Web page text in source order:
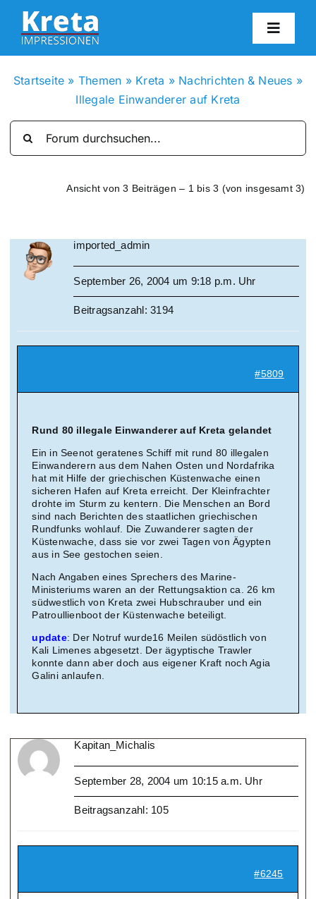
Zum
Inhalt
springen
Suche
Startseite » Themen » Kreta » Nachrichten & Neues »
Illegale Einwanderer auf Kreta
Ansicht von 3 Beiträgen – 1 bis 3 (von insgesamt 3)
imported_admin
September 26, 2004 um 9:18 p.m. Uhr
Beitragsanzahl: 3194
#5809
Rund 80 illegale Einwanderer auf Kreta gelandet
Ein in Seenot geratenes Schiff mit rund 80 illegalen
Einwanderern aus dem Nahen Osten und Nordafrika
hat mit Hilfe der griechischen Küstenwache einen
sicheren Hafen auf Kreta erreicht. Der Kleinfrachter
drohte im Sturm zu kentern. Die Menschen an Bord
sind nach Berichten des staatlichen griechischen
Rundfunks wohlauf. Die Zuwanderer sagten der
Küstenwache, dass sie vor zwei Tagen von Ägypten
aus in See gestochen seien.
Nach Angaben eines Sprechers des Marine-
Ministeriums waren an der Rettungsaktion ca. 26 km
südwestlich von Kreta zwei Hubschrauber und ein
Patroullienboot der Küstenwache beteiligt.
update: Der Notruf wurde16 Meilen südöstlich von
Kali Limenes abgesetzt. Der ägyptische Trawler
konnte dann aber doch aus eigener Kraft noch Agia
Galini anlaufen.
Kapitan_Michalis
September 28, 2004 um 10:15 a.m. Uhr
Beitragsanzahl: 105
#6245